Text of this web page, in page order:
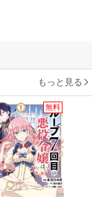
もっと見る
無料